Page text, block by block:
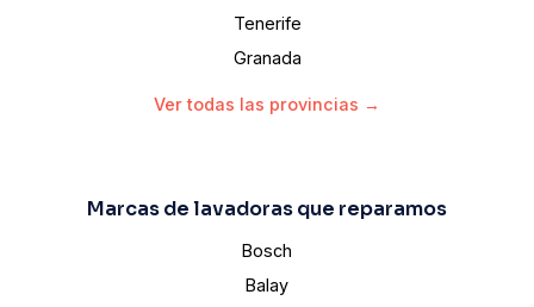
Tenerife
Granada
Ver todas las provincias →
Marcas de lavadoras que reparamos
Bosch
Balay